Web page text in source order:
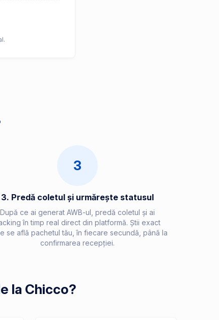
3
3. Predă coletul și urmărește statusul
După ce ai generat AWB-ul, predă coletul și ai
în timp real direct din platformă. Știi exact
se află pachetul tău, în fiecare secundă, până la
confirmarea recepției.
la Chicco?